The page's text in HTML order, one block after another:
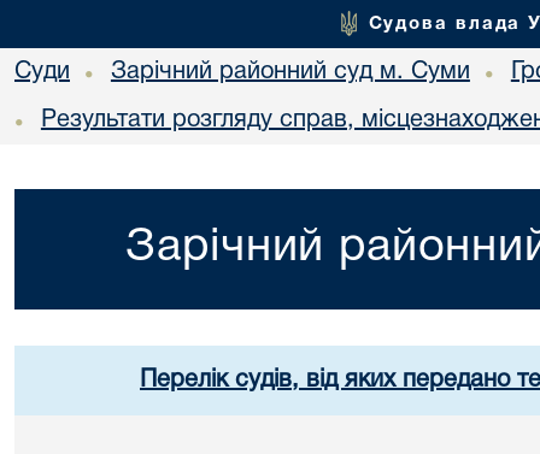
Судова влада
Суди • Зарічний районний суд м. Суми •
• Результати розгляду справ,
Зарічний
Перелік судів, від яких передано